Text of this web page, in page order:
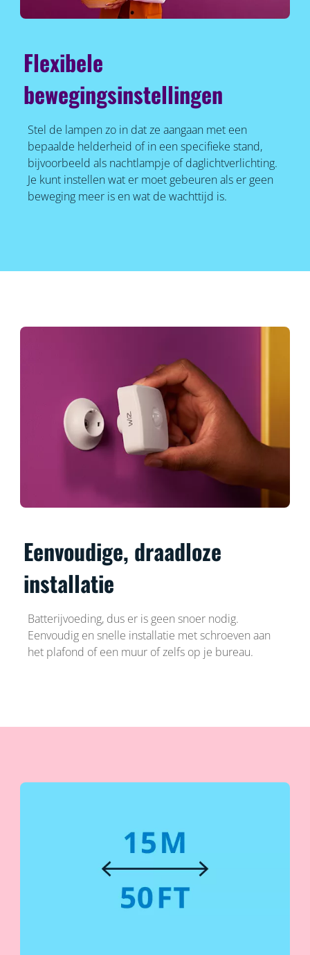
Flexibele
bewegingsinstellingen
Stel de lampen zo in dat ze aangaan met een
bepaalde helderheid of in een specifieke stand,
bijvoorbeeld als nachtlampje of daglichtverlichting.
Je kunt instellen wat er moet gebeuren als er geen
beweging meer is en wat de wachttijd is.
Eenvoudige, draadloze
installatie
Batterijvoeding, dus er is geen snoer nodig.
Eenvoudig en snelle installatie met schroeven aan
het plafond of een muur of zelfs op je bureau.